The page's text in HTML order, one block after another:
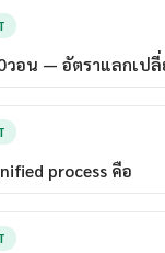
วอน — อัตราแลกเป
process คือ